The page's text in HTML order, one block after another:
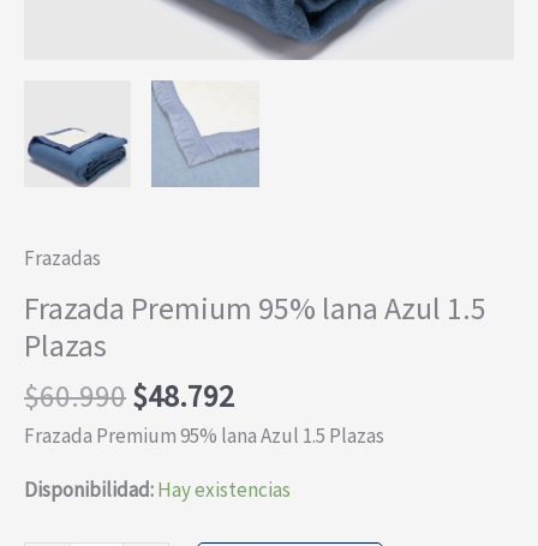
Frazadas
Frazada Premium 95% lana Azul 1.5
Plazas
$60.990El
precio
era:
$48.792El
precio
es:
Frazada Premium 95% lana Azul 1.5 Plazas
Disponibilidad:Hay existencias